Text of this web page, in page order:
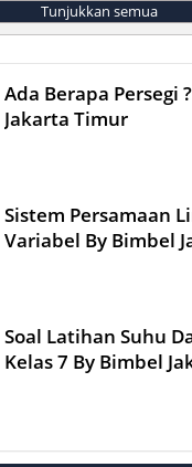
Tunjukkan semua
Ada Berapa Persegi
Jakarta Timur
Sistem Persamaan
Variabel By Bimbel
Soal Latihan Suhu
Kelas 7 By Bimbel